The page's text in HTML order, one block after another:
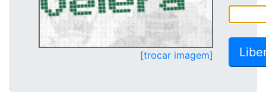
[trocar imagem]